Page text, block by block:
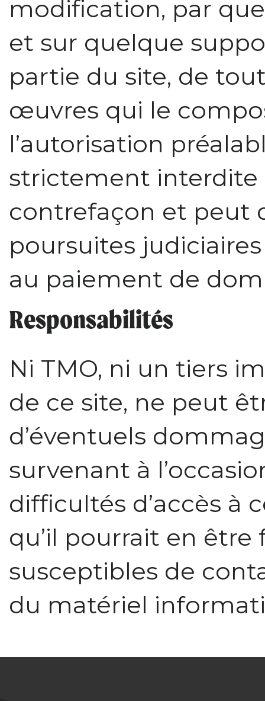
modification, par
et sur quelque
partie du site, de
œuvres qui le
l’autorisation
strictement
contrefaçon et peut
poursuites
au paiement de
Responsabilités
Ni TMO, ni un tiers
de ce site, ne peut
d’éventuels
survenant à
difficultés d’accès à
qu’il pourrait en être
susceptibles de
du matériel